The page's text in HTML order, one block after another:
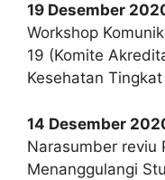
19 Desember
Workshop
19 (Komite
Kesehatan
14 Desember
Narasumber reviu
Menanggulangi